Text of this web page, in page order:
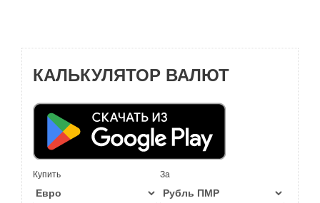
КАЛЬКУЛЯТОР ВАЛЮТ
Купить За